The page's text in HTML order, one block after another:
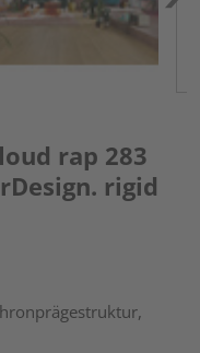
rap 283
rigid